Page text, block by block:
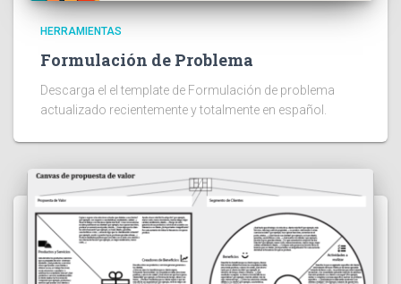
HERRAMIENTAS
Formulación de Problema
Descarga el el template de Formulación de problema
actualizado recientemente y totalmente en español.